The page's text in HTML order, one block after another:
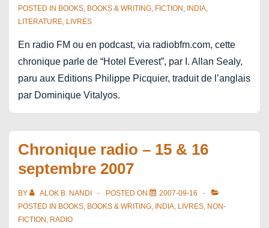
POSTED IN BOOKS, BOOKS & WRITING, FICTION , INDIA,
LITERATURE, LIVRES
En radio FM ou en podcast, via radiobfm.com, cette
chronique parle de “Hotel Everest”, par I. Allan Sealy,
paru aux Editions Philippe Picquier, traduit de l’anglais
par Dominique Vitalyos.
Chronique radio – 15 & 16
septembre 2007
BY ALOK B. NANDI POSTED ON
2007-09-16
POSTED IN BOOKS, BOOKS & WRITING, INDIA, LIVRES, NON-
FICTION , RADIO